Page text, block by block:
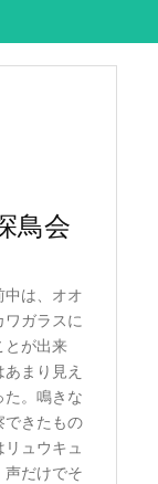
鳥会
は、オオ
ガラスに
とが出来
まり見え
。鳴きな
できたもの
ュウキュ
だけでそ